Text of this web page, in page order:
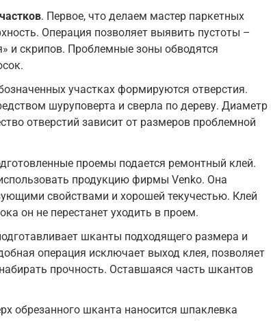
. Первое, что делаем мастер паркетных
Операция позволяет выявить пустоты –
и скрипов. Проблемные зоны обводятся
участках формируются отверстия.
шуруповерта и сверла по дереву. Диаметр
отверстий зависит от размеров проблемной
проемы подается ремонтный клей.
продукцию фирмы Venko. Она
свойствами и хорошей текучестью. Клей
он не перестанет уходить в проем.
шканты подходящего размера и
операция исключает выход клея, позволяет
прочность. Оставшаяся часть шкантов
обрезанного шканта наносится шпаклевка